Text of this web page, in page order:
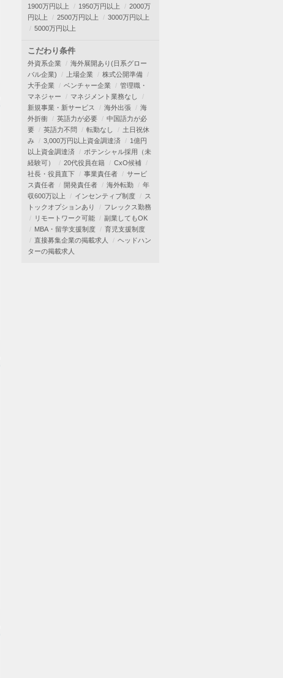
1900万円以上
1950万円以上
2000万
円以上
2500万円以上
3000万円以上
5000万円以上
こだわり条件
外資系企業
海外展開あり(日系グロー
バル企業)
上場企業
株式公開準備
大手企業
ベンチャー企業
管理職・
マネジャー
マネジメント業務なし
新規事業・新サービス
海外出張
海
外折衝
英語力が必要
中国語力が必
要
英語力不問 転勤なし
土日祝休
み
3,000万円以上資金調達済
1億円
以上資金調達済
ポテンシャル採用（未
経験可）
20代役員在籍
CxO候補
社長・役員直下
事業責任者
サービ
ス責任者
開発責任者 海外転勤
年
収600万以上
インセンティブ制度
ス
トックオプションあり
フレックス勤務
リモートワーク可能
副業してもOK
MBA・留学支援制度
育児支援制度
直接募集企業の掲載求人
ヘッドハン
ターの掲載求人